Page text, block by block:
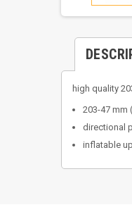
high quality
203-47 mm
directional
inflatable